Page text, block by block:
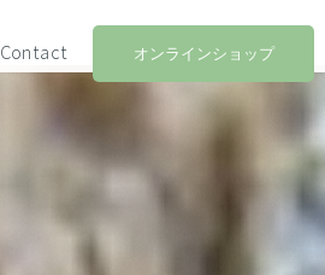
Contact オンラインショップ